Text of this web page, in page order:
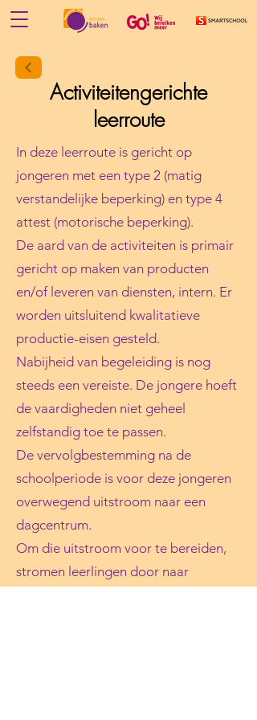
Activiteitengerichte
leerroute
In deze leerroute is gericht op
jongeren met een type 2 (matig
verstandelijke beperking) en type 4
attest (motorische beperking).
De aard van de activiteiten is primair
gericht op maken van producten
en/of leveren van diensten, intern. Er
worden uitsluitend kwalitatieve
productie-eisen gesteld.
Nabijheid van begeleiding is nog
steeds een vereiste. De jongere hoeft
de vaardigheden niet geheel
zelfstandig toe te passen.
De vervolgbestemming na de
schoolperiode is voor deze jongeren
overwegend uitstroom naar een
dagcentrum.
Om die uitstroom voor te bereiden,
stromen leerlingen door naar